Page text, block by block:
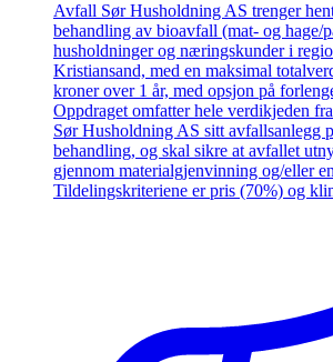
Avfall Sør Husholdning AS trenger
behandling av bioavfall (mat- og hage/
husholdninger og næringskunder i
Kristiansand, med en maksimal
kroner over 1 år, med opsjon på
Oppdraget omfatter hele verdikjeden
Sør Husholdning AS sitt avfallsanlegg
behandling, og skal sikre at avfallet
gjennom materialgjenvinning og/eller
Tildelingskriteriene er pris (70%) og